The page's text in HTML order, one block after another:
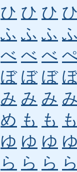
ひ ひ ひ
ふ ふ ふ
べ べ べ
ぼ ぼ ぼ
み み み
め も も
ゆ ゆ ゆ
ら ら ら